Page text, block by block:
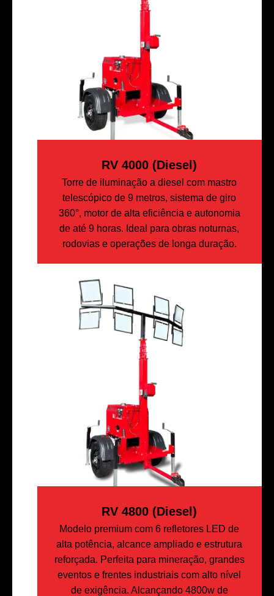
RV 4000 (diesel)
Torre de iluminação a diesel com mastro
telescópico de 9 metros, sistema de giro
360°, motor de alta eficiência e autonomia
de até 9 horas. Ideal para obras noturnas,
rodovias e operações de longa duração.
RV 4800 (Diesel)
Modelo premium com 6 refletores LED de
alta potência, alcance ampliado e estrutura
reforçada. Perfeita para mineração, grandes
eventos e frentes industriais com alto nível
de exigência. Alcançando 4800w de